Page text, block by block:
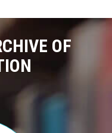
OF